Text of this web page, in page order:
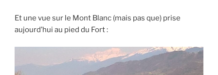
Et une vue sur le Mont Blanc (mais pas que) prise
aujourd’hui au pied du Fort :